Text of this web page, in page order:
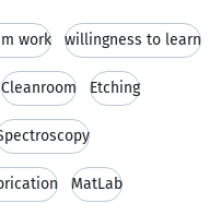
work willingness to learn
Cleanroom Etching
MatLab